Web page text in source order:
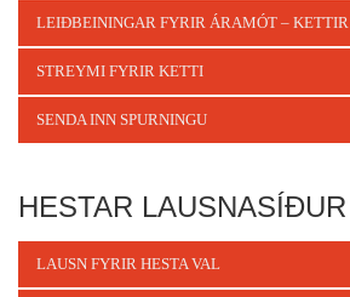
LEIÐBEININGAR FYRIR ÁRAMÓT – KETTIR
STREYMI FYRIR KETTI
SENDA INN SPURNINGU
HESTAR LAUSNASÍÐUR
LAUSN FYRIR HESTA VAL